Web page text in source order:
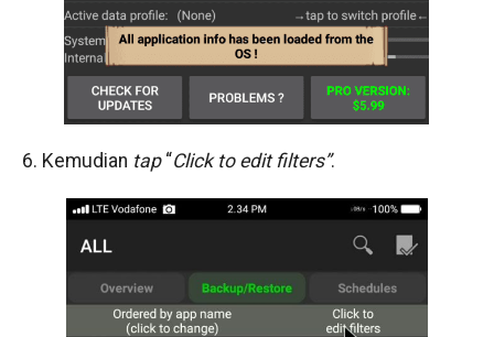
6. Kemudian tap“Click to edit filters”.